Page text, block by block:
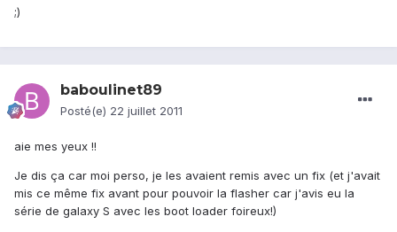
;)
baboulinet89
Posté(e) 22 juillet 2011
aie mes yeux !!
Je dis ça car moi perso, je les avaient remis avec un fix (et j'avait
mis ce même fix avant pour pouvoir la flasher car j'avis eu la
série de galaxy S avec les boot loader foireux!)